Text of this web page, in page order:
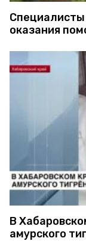
Специалисты
оказания
В
амурского